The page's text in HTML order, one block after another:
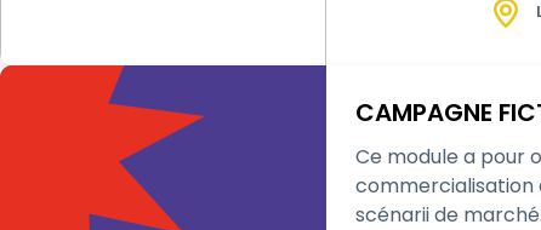
CAMPAGNE
Ce module a pour objectif de
commercialisation
scénarii de marché.